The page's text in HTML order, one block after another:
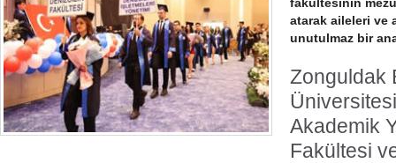
atarak aileleri ve
unutulmaz bir
Zonguldak
Akademik
Fakültesi